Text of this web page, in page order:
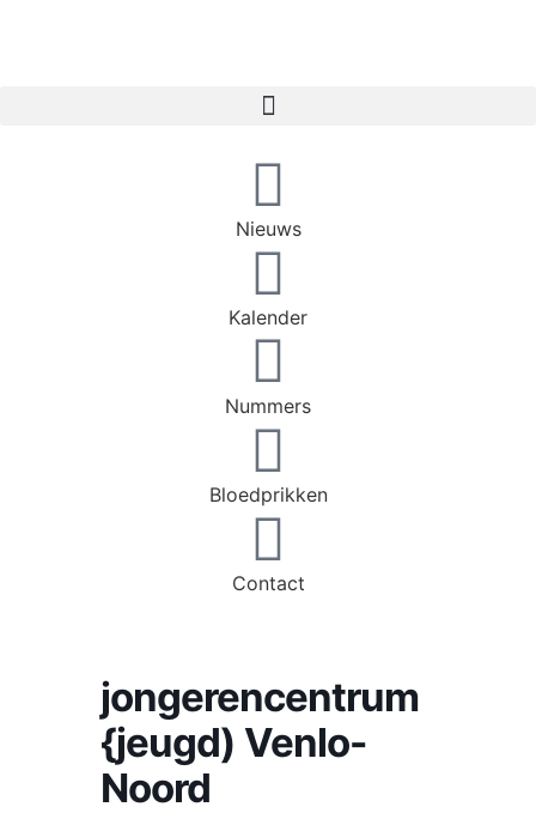
Nieuws
Kalender
Nummers
Bloedprikken
Contact
jongerencentrum
{jeugd) Venlo-
Noord